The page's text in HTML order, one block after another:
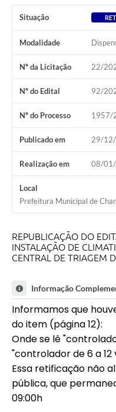
Situação
Modalidade
Nº da Licitação 22/
Nº do Edital 92/
Nº do Processo 1957/
Publicado em 29/
Realização em 08/01/
Local
Prefeitura Municipal de
REPUBLICAÇÃO DO
INSTALAÇÃO DE
CENTRAL DE TRIAGEM
Informação
Informamos que
do item (página 12):
Onde se lê
"controlador de 6 a
Essa retificação não
pública, que
09:00h